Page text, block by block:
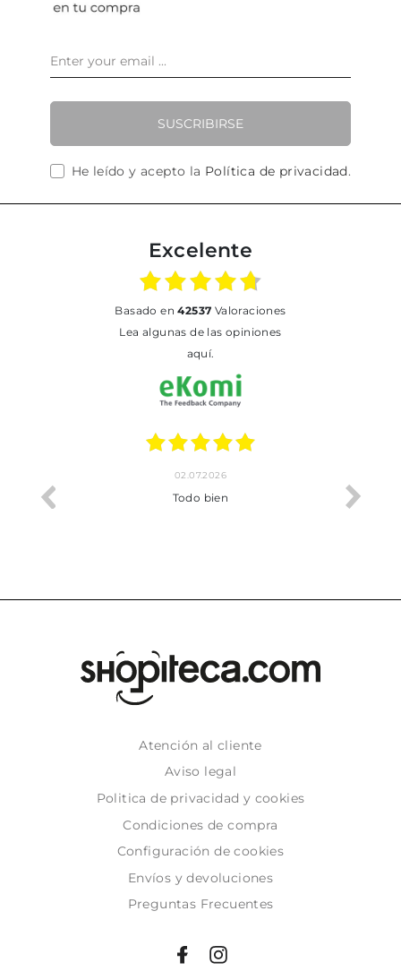
SUSCRIBIRSE
He leído y acepto la Política de privacidad.
Excelente
basado en42537 Valoraciones
Lea algunas de las opiniones
aquí.
02.07.2026
Todo bien
Atención al cliente
Aviso legal
Politica de privacidad y cookies
Condiciones de compra
Configuración de cookies
Envíos y devoluciones
Preguntas Frecuentes